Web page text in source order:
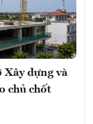
Xây dựng và
chủ chốt